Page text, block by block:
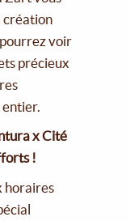
création
voir
précieux
x Cité
!
horaires